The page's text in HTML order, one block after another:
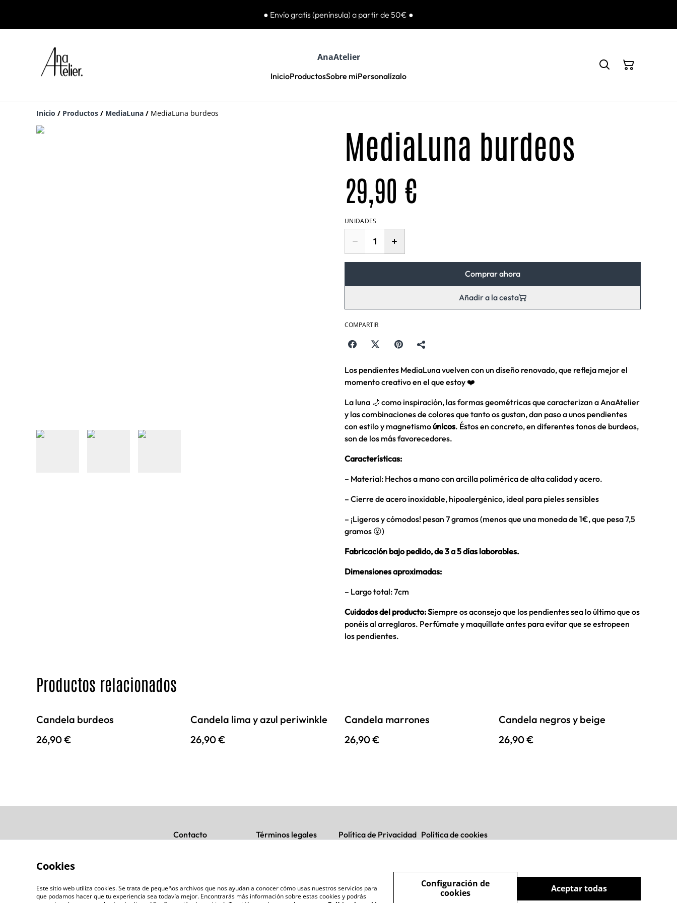
● Envío gratis (península) a partir de 50€ ●
AnaAtelier
InicioProductosSobre miPersonalízalo
Inicio / Productos / MediaLuna / MediaLuna burdeos
MediaLuna burdeos
29,90 €
UNIDADES
Comprar ahora
Añadir a la cesta
COMPARTIR
Los pendientes MediaLuna vuelven con un diseño renovado, que refleja mejor el
momento creativo en el que estoy ❤️
La luna 🌙 como inspiración, las formas geométricas que caracterizan a AnaAtelier
y las combinaciones de colores que tanto os gustan, dan paso a unos pendientes
con estilo y magnetismoúnicos. Éstos en concreto, en diferentes tonos de burdeos,
son de los más favorecedores.
Características:
– Material: Hechos a mano con arcilla polimérica de alta calidad y acero.
– Cierre de acero inoxidable, hipoalergénico, ideal para pieles sensibles
– ¡Ligeros y cómodos! pesan 7 gramos (menos que una moneda de 1€, que pesa 7,5
gramos 😮)
Fabricación bajo pedido, de 3 a 5 días laborables.
Dimensiones aproximadas:
– Largo total: 7cm
Cuidados del producto: Siempre os aconsejo que los pendientes sea lo último que os
ponéis al arreglaros. Perfúmate y maquíllate antes para evitar que se estropeen
los pendientes.
Productos relacionados
Candela burdeos
26,90 €
Candela lima y azul periwinkle
26,90 €
Candela marrones
26,90 €
Candela negros y beige
26,90 €
Contacto Términos legales Política de Privacidad Política de cookies
Cookies
Este sitio web utiliza cookies. Se trata de pequeños archivos que nos ayudan a conocer cómo usas nuestros servicios para
que podamos hacer que tu experiencia sea todavía mejor. Encontrarás más información sobre estas cookies y podrás
Aceptar todas
Configuración de
cookies